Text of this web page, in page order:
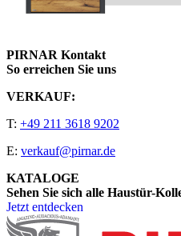
PIRNAR Kontakt
So erreichen Sie uns
VERKAUF:
T: +49 211 3618 9202
E: verkauf@pirnar.de
KATALOGE
Sehen Sie sich alle Haustür-
Jetzt entdecken
Seitenfooter